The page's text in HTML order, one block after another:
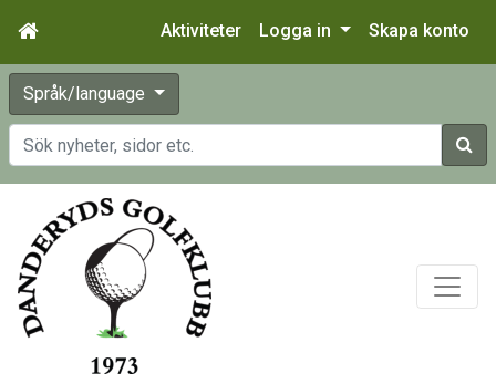
Aktiviteter Logga in Skapa konto
Språk/language
Sök